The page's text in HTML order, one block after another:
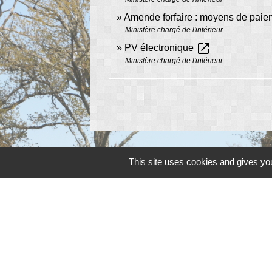
Amende forfaire : moyens de
Ministère chargé de l'intérieur
PV électronique open_in_new
Ministère chargé de l'intérieur
Contacts
This site uses cookies and gives